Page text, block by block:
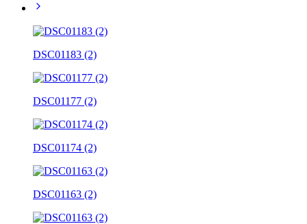
DSC01183 (2)
DSC01177 (2)
DSC01174 (2)
DSC01163 (2)